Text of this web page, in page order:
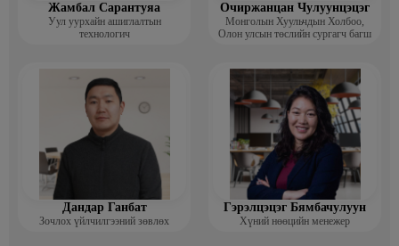
Жамбал Сарантуяа
Уул уурхайн ашиглалтын
технологич
Очиржанцан Чулуунцэцэг
Монголын Хуульчдын Холбоо,
Олон улсын төслийн сургагч багш
Дандар Ганбат
Зочлох үйлчилгээний зөвлөх
Гэрэлцэцэг Бямбачулуун
Хүний нөөцийн менежер